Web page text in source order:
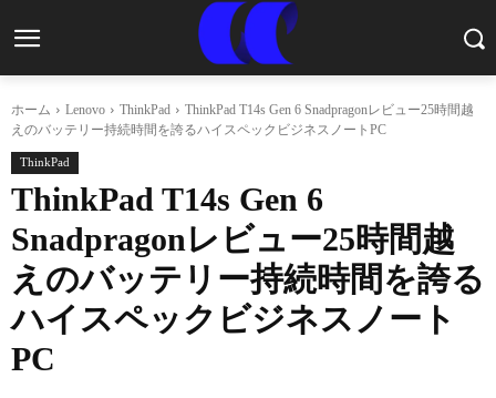
ホーム Lenovo ThinkPad
ThinkPad T14s Gen 6 Snadpragonレビュー25時間越
えのバッテリー持続時間を誇るハイスペックビジネスノートPC
ThinkPad
ThinkPad T14s Gen 6
Snadpragonレビュー25時間越
えのバッテリー持続時間を誇る
ハイスペックビジネスノート
PC